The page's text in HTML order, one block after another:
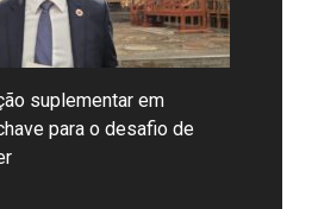
suplementar em
para o desafio de